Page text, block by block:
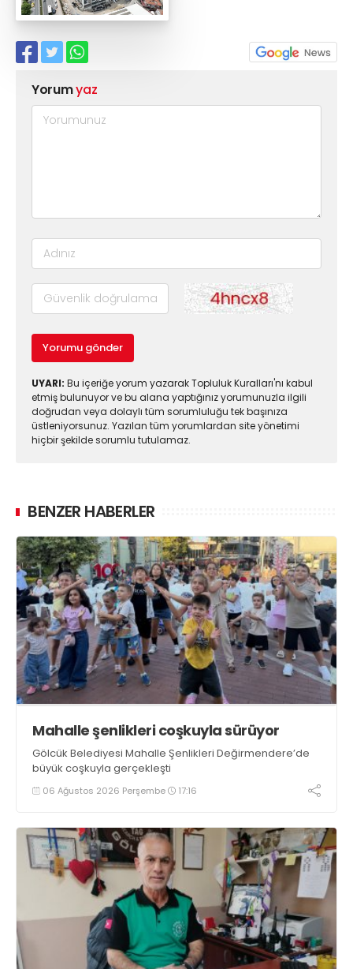
Yorumyaz
Yorumu gönder
UYARI: Bu içeriğe yorum yazarak Topluluk Kuralları'nı kabul
etmiş bulunuyor ve bu alana yaptığınız yorumunuzla ilgili
doğrudan veya dolaylı tüm sorumluluğu tek başınıza
üstleniyorsunuz. Yazılan tüm yorumlardan site yönetimi
hiçbir şekilde sorumlu tutulamaz.
BENZER HABERLER
Mahalle şenlikleri coşkuyla sürüyor
Gölcük Belediyesi Mahalle Şenlikleri Değirmendere’de
büyük coşkuyla gerçekleşti
06 Ağustos 2026 Perşembe 17:16